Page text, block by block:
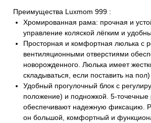
Преимущества Luxmom 999 :
Хромированная рама: прочная и
управление коляской лёгким и
Просторная и комфортная люлька с
вентиляционными отверстиями
новорожденного. Люлька имеет
складываться, если поставить на пол)
Удобный прогулочный блок с
положение) и подножкой. 5-
обеспечивают надежную фиксацию.
он большой, комфортный и